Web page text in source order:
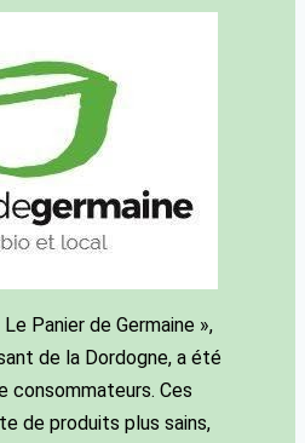
Panier de Germaine »,
de la Dordogne, a été
consommateurs. Ces
de produits plus sains,